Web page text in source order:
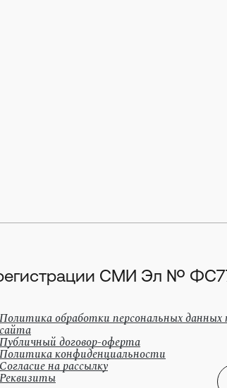
СМИ Эл №
Политика обработки персональных данных
сайта
Публичный договор-оферта
Политика конфиденциальности
Согласие на рассылку
Реквизиты